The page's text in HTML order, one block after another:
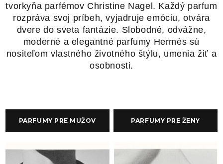
tvorkyňa parfémov Christine Nagel. Každý parfum
rozpráva svoj príbeh, vyjadruje emóciu, otvára
dvere do sveta fantázie. Slobodné, odvážne,
moderné a elegantné parfumy Hermès sú
nositeľom vlastného životného štýlu, umenia žiť a
osobnosti.
PARFUMY PRE MUŽOV PARFUMY PRE ŽENY